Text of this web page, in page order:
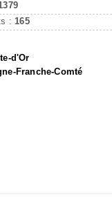
: 165
d'Or
Franche-Comté